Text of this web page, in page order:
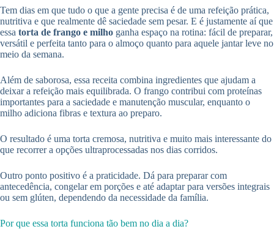
Tem dias em que tudo o que a gente precisa é de uma refeição prática,
nutritiva e que realmente dê saciedade sem pesar. E é justamente aí que
essa torta de frango e milho ganha espaço na rotina: fácil de preparar,
versátil e perfeita tanto para o almoço quanto para aquele jantar leve no
meio da semana.
Além de saborosa, essa receita combina ingredientes que ajudam a
deixar a refeição mais equilibrada. O frango contribui com proteínas
importantes para a saciedade e manutenção muscular, enquanto o
milho adiciona fibras e textura ao preparo.
O resultado é uma torta cremosa, nutritiva e muito mais interessante do
que recorrer a opções ultraprocessadas nos dias corridos.
Outro ponto positivo é a praticidade. Dá para preparar com
antecedência, congelar em porções e até adaptar para versões integrais
ou sem glúten, dependendo da necessidade da família.
Por que essa torta funciona tão bem no dia a dia?